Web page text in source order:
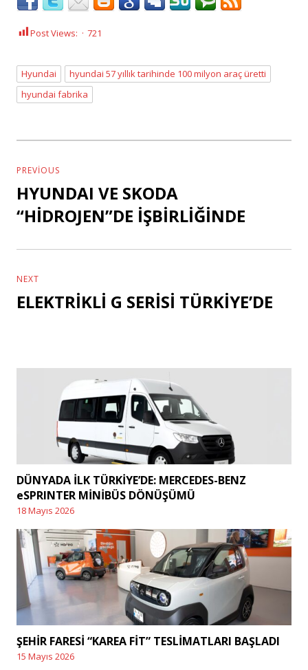
Post Views: 721
Tags
Hyundai
hyundai 57 yıllık tarihinde 100 milyon araç üretti
hyundai fabrika
dolaşımı
PREVIOUS
Previous
post:
HYUNDAI VE SKODA
“HİDROJEN”DE İŞBİRLİĞİNDE
NEXT
Next
ELEKTRİKLİ G SERİSİ TÜRKİYE’DE
DÜNYADA İLK TÜRKİYE’DE: MERCEDES-BENZ
eSPRINTER MİNİBÜS DÖNÜŞÜMÜ
Posted
on
18 Mayıs 2026
ŞEHİR FARESİ “KAREA FİT” TESLİMATLARI BAŞLADI
Posted
15 Mayıs 2026